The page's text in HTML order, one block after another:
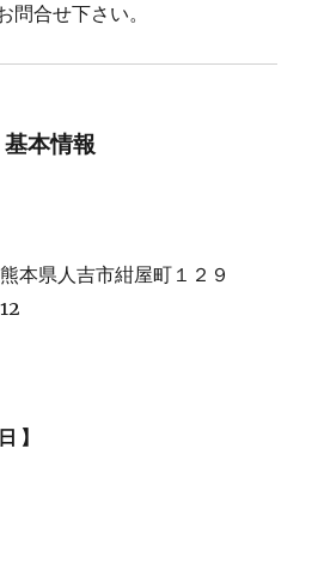
問合せ下さい。
基本情報
本県人吉市紺屋町１２９
】